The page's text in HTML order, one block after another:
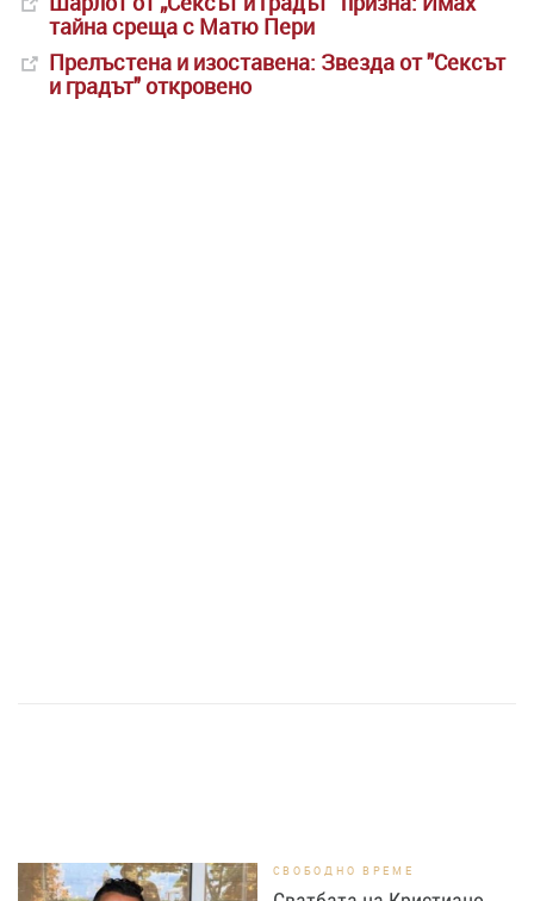
тайна среща с Матю Пери
Прелъстена и изоставена: Звезда от "Сексът
и градът" откровено
СВОБОДНО ВРЕМЕ